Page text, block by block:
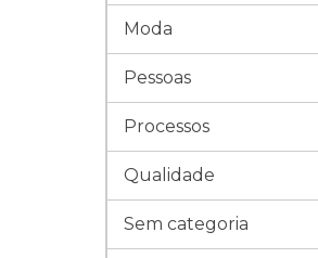
Moda
Pessoas
Processos
Qualidade
Sem categoria